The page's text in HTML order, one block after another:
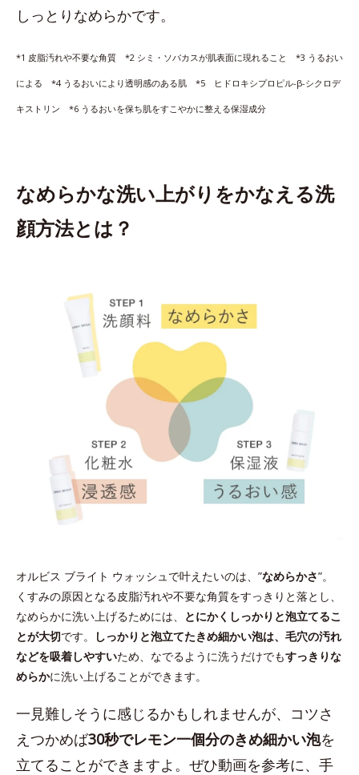
しっとりなめらかです。
*1 皮脂汚れや不要な角質 *2 シミ・ソバカスが肌表面に現れること *3 うるおい
による *4 うるおいにより透明感のある肌 *5 ヒドロキシプロピル-β-シクロデ
キストリン *6 うるおいを保ち肌をすこやかに整える保湿成分
なめらかな洗い上がりをかなえる洗
顔方法とは？
オルビス ブライト ウォッシュで叶えたいのは、”なめらかさ”。
くすみの原因となる皮脂汚れや不要な角質をすっきりと落とし、
なめらかに洗い上げるためには、
とにかくしっかりと泡立てるこ
とが大切です。
しっかりと泡立てたきめ細かい泡は、毛穴の汚れ
などを吸着しやすいため、なでるように洗うだけでもすっきりな
めらかに洗い上げることができます。
一見難しそうに感じるかもしれませんが、コツさ
えつかめば30秒でレモン一個分のきめ細かい泡を
立てることができますよ。ぜひ動画を参考に、手